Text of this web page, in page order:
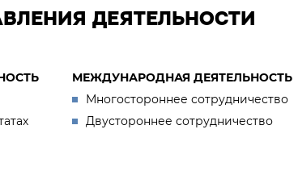
ДЕЯТЕЛЬНОСТИ
МЕЖДУНАРОДНАЯ ДЕЯТЕЛЬНОСТЬ
Многостороннее сотрудничество
Двустороннее сотрудничество